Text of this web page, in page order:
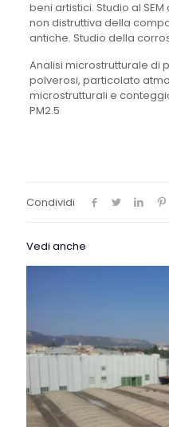
beni artistici. Studio al
non distruttiva della
antiche. Studio della
Analisi microstrutturale di
polverosi, particolato
microstrutturali e
PM2.5
Condividi
Vedi anche